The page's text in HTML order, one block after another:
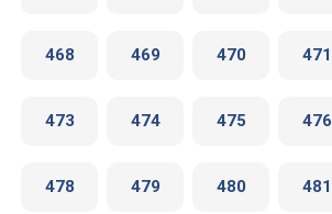
468 469 470 471
473 474 475 476
478 479 480 481